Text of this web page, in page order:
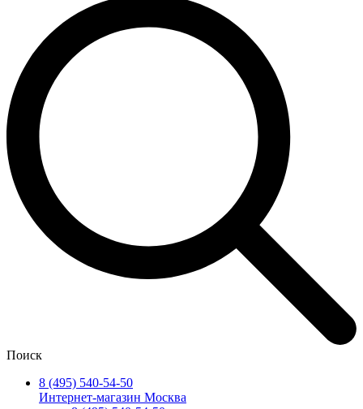
Поиск
8 (495) 540-54-50
Интернет-магазин Москва